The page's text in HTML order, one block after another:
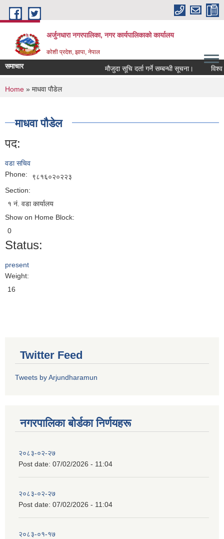
Skip to main content
अर्जुनधारा नगरपालिका, नगर कार्यपालिकाको कार्यालय
कोशी प्रदेश, झापा, नेपाल
समाचार मौजुदा सूचि दर्ता गर्ने सम्बन्धी सूचना। विश्व
You are here
Home » माधवा पौडेल
माधवा पौडेल
पद:
वडा सचिव
Phone:
९८१६०२०२२३
Section:
१ नं. वडा कार्यालय
Show on Home Block:
0
Status:
present
Weight:
16
Twitter Feed
Tweets by Arjundharamun
नगरपालिका बाेर्डका निर्णयहरू
२०८३-०२-२७
Post date: 07/02/2026 - 11:04
२०८३-०२-२७
Post date: 07/02/2026 - 11:04
२०८३-०१-१७